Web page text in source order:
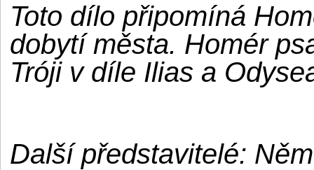
Toto dílo připomíná
dobytí města. Homér
Tróji v díle Ilias a
Další představitelé: